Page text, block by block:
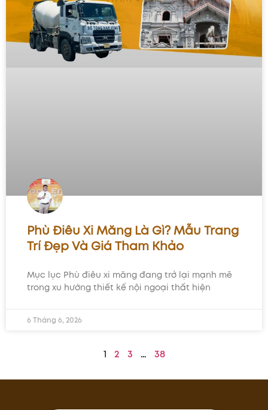
Phù Điêu Xi Măng Là Gì? Mẫu Trang
Trí Đẹp Và Giá Tham Khảo
Mục lục Phù điêu xi măng đang trở lại mạnh mẽ
trong xu hướng thiết kế nội ngoại thất hiện
6 Tháng 6, 2026
1 2 3 … 38